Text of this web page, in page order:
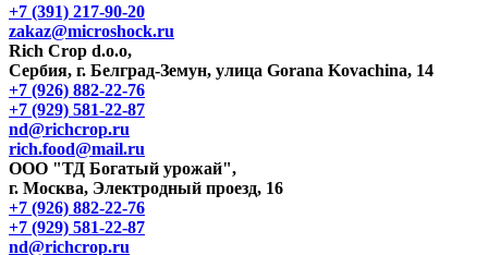
+7 (391) 217-90-20
zakaz@microshock.ru
Rich Crop d.o.o,
Сербия, г. Белград-Земун, улица Gorana Kovachina, 14
+7 (926) 882-22-76
+7 (929) 581-22-87
nd@richcrop.ru
rich.food@mail.ru
ООО "ТД Богатый урожай",
г. Москва, Электродный проезд, 16
+7 (926) 882-22-76
+7 (929) 581-22-87
nd@richcrop.ru